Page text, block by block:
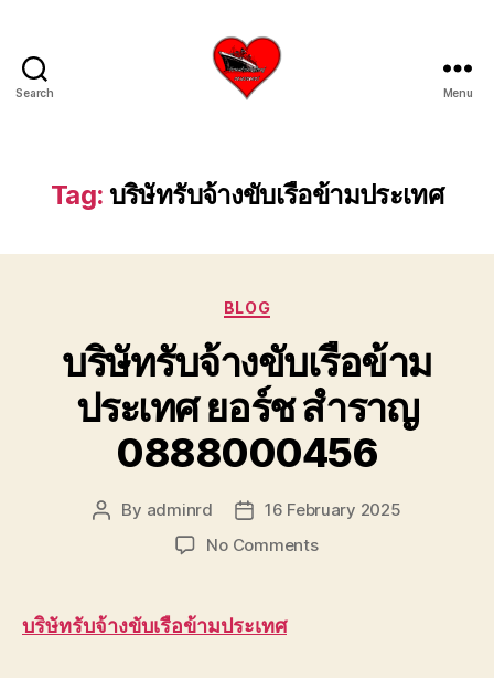
Search
ย้าย
เรือ
เครน
เรือ
จาก
น้ำ
ทะเล
โทร
0818900005
ของ
เรา
เชี่ยวชาญ
ย้าย
Menu
Tag: บริษัทรับจ้างขับเรือข้ามประเทศ
Categories
BLOG
บริษัทรับจ้างขับเรือข้าม
ประเทศ ยอร์ช สำราญ
0888000456
Post
By adminrd
Post
date
16 February 2025
No Commentson
บริษัทรับจ้างขับเรือข้ามประเทศ